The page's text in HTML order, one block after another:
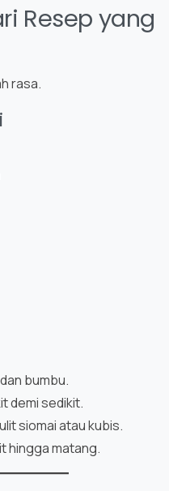
Resep yang
rasa.
bumbu.
demi sedikit.
siomai atau kubis.
hingga matang.